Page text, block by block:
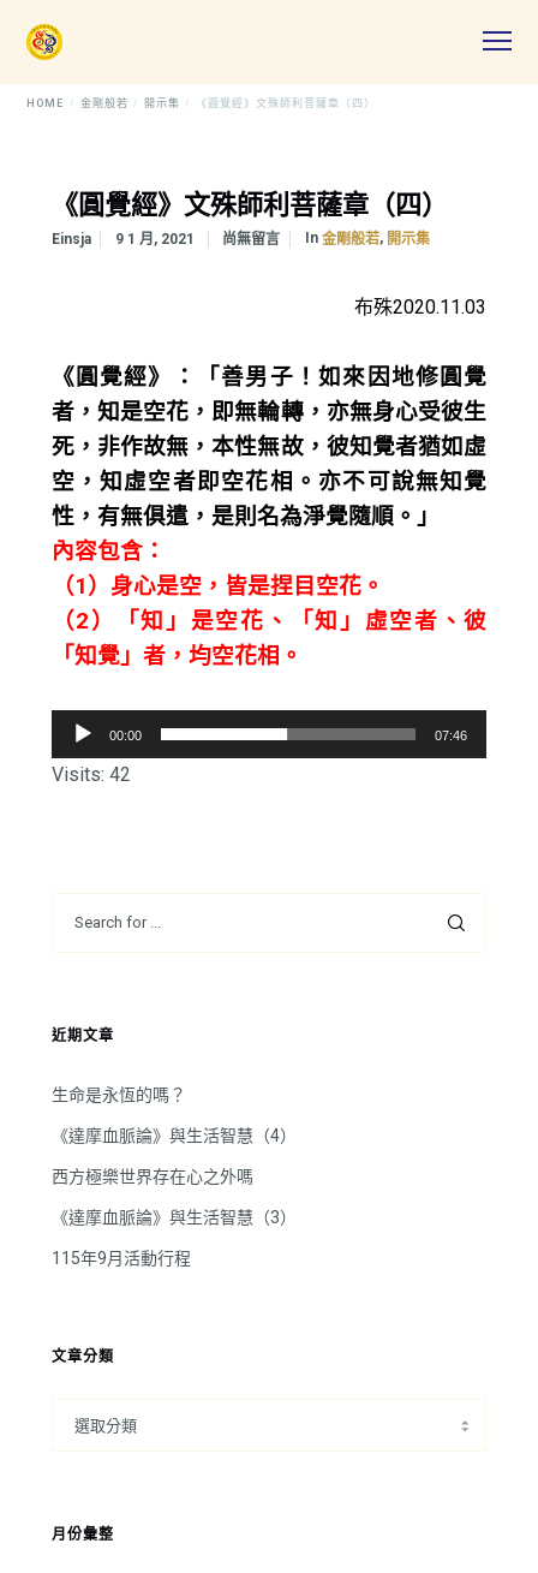
HOME 金剛般若 開示集 《圓覺經》文殊師利菩薩章（四）
《圓覺經》文殊師利菩薩章（四）
Einsja 9 1 月, 2021 尚無留言 In 金剛般若, 開示集
布殊2020.11.03
《圓覺經》：「善男子！如來因地修圓覺
者，知是空花，即無輪轉，亦無身心受彼生
死，非作故無，本性無故，彼知覺者猶如虛
空，知虛空者即空花相。亦不可說無知覺
性，有無俱遣，是則名為淨覺隨順。」
內容包含：
（1）身心是空，皆是捏目空花。
（2）
「知 」是空花、「知」虛空者、彼
「知覺」者，均空花相。
訊
00:00 07:46
Visits: 42
近期文章
生命是永恆的嗎？
《達摩血脈論》與生活智慧（4）
西方極樂世界存在心之外嗎
《達摩血脈論》與生活智慧（3）
115年9月活動行程
文章分類
月份彙整